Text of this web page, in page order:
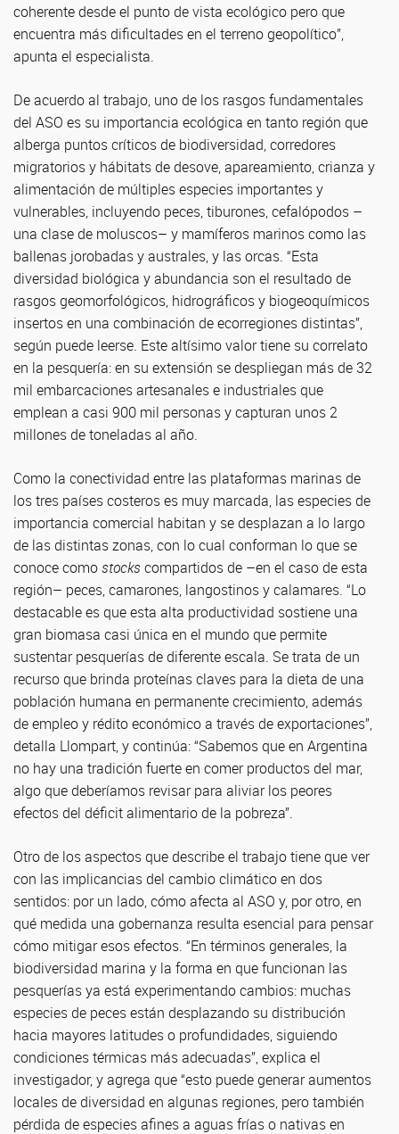
coherente desde el punto de vista ecológico pero que
encuentra más dificultades en el terreno geopolítico”,
apunta el especialista.
De acuerdo al trabajo, uno de los rasgos fundamentales
del ASO es su importancia ecológica en tanto región que
alberga puntos críticos de biodiversidad, corredores
migratorios y hábitats de desove, apareamiento, crianza y
alimentación de múltiples especies importantes y
vulnerables, incluyendo peces, tiburones, cefalópodos –
una clase de moluscos– y mamíferos marinos como las
ballenas jorobadas y australes, y las orcas. “Esta
diversidad biológica y abundancia son el resultado de
rasgos geomorfológicos, hidrográficos y biogeoquímicos
insertos en una combinación de ecorregiones distintas”,
según puede leerse. Este altísimo valor tiene su correlato
en la pesquería: en su extensión se despliegan más de 32
mil embarcaciones artesanales e industriales que
emplean a casi 900 mil personas y capturan unos 2
millones de toneladas al año.
Como la conectividad entre las plataformas marinas de
los tres países costeros es muy marcada, las especies de
importancia comercial habitan y se desplazan a lo largo
de las distintas zonas, con lo cual conforman lo que se
conoce comostockscompartidos de –en el caso de esta
región– peces, camarones, langostinos y calamares. “Lo
destacable es que esta alta productividad sostiene una
gran biomasa casi única en el mundo que permite
sustentar pesquerías de diferente escala. Se trata de un
recurso que brinda proteínas claves para la dieta de una
población humana en permanente crecimiento, además
de empleo y rédito económico a través de exportaciones”,
detalla Llompart, y continúa: “Sabemos que en Argentina
no hay una tradición fuerte en comer productos del mar,
algo que deberíamos revisar para aliviar los peores
efectos del déficit alimentario de la pobreza”.
Otro de los aspectos que describe el trabajo tiene que ver
con las implicancias del cambio climático en dos
sentidos: por un lado, cómo afecta al ASO y, por otro, en
qué medida una gobernanza resulta esencial para pensar
cómo mitigar esos efectos. “En términos generales, la
biodiversidad marina y la forma en que funcionan las
pesquerías ya está experimentando cambios: muchas
especies de peces están desplazando su distribución
hacia mayores latitudes o profundidades, siguiendo
condiciones térmicas más adecuadas”, explica el
investigador, y agrega que “esto puede generar aumentos
locales de diversidad en algunas regiones, pero también
pérdida de especies afines a aguas frías o nativas en